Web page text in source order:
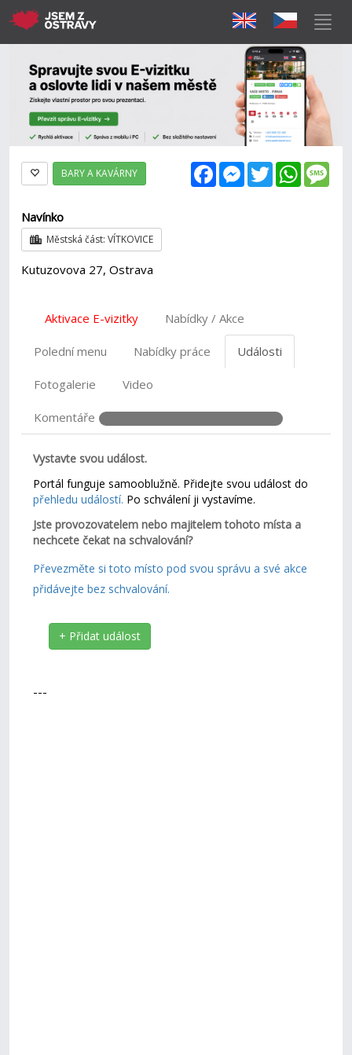
FacebookMessenger
Twitter
BARY A KAVÁRNY
Navínko
Městská část: VÍTKOVICE
Kutuzovova 27, Ostrava
Aktivace E-vizitky Nabídky / Akce
Polední menu Nabídky práce Události
Fotogalerie Video
Komentáře
Vystavte svou událost.
Portál funguje samooblužně. Přidejte svou událost do
přehledu událostí. Po schválení ji vystavíme.
Jste provozovatelem nebo majitelem tohoto místa a
nechcete čekat na schvalování?
Převezměte si toto místo pod svou správu a své akce
přidávejte bez schvalování.
+ Přidat událost
---